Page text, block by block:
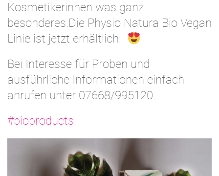
Kosmetikerinnen was ganz
besonderes.Die Physio Natura Bio Vegan
Linie ist jetzt erhältlich!
Bei Interesse für Proben und
ausführliche Informationen einfach
anrufen unter 07668/995120.
#bioproducts